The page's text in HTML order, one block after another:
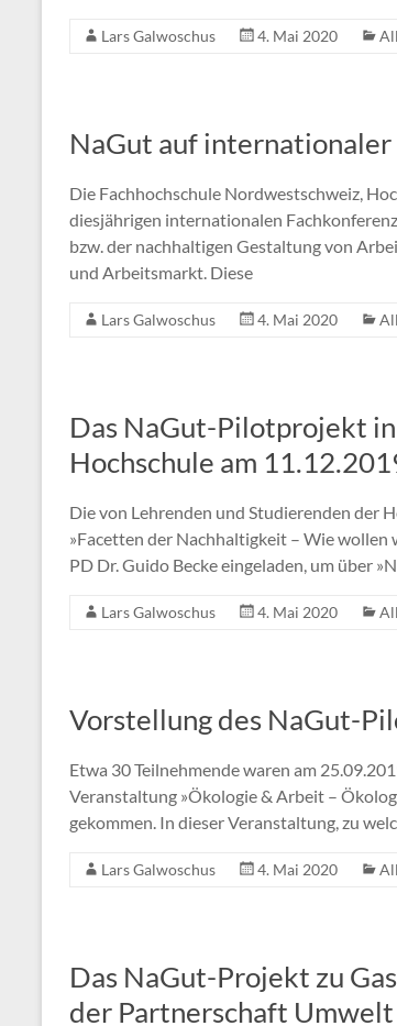
Lars Galwoschus 4. Mai 2020
NaGut auf
Die Fachhochschule Nordwestschweiz,
diesjährigen internationalen
bzw. der nachhaltigen Gestaltung von
und Arbeitsmarkt. Diese
Lars Galwoschus 4. Mai 2020
Das NaGut-Pilotprojekt
Hochschule am
Die von Lehrenden und Studierenden der
»Facetten der Nachhaltigkeit – Wie
PD Dr. Guido Becke eingeladen, um über
Lars Galwoschus 4. Mai 2020
Vorstellung des NaGut-
Etwa 30 Teilnehmende waren am
Veranstaltung »Ökologie & Arbeit –
gekommen. In dieser Veranstaltung, zu
Lars Galwoschus 4. Mai 2020
Das NaGut-Projekt zu
der Partnerschaft